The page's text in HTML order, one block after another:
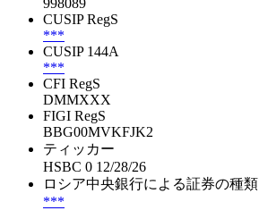
998089
CUSIP RegS
***
CUSIP 144A
***
CFI RegS
DMMXXX
FIGI RegS
BBG00MVKFJK2
ティッカー
HSBC 0 12/28/26
ロシア中央銀行による証券の種類
***